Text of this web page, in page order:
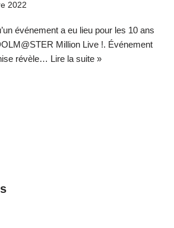
2022
événement a eu lieu pour les 10 ans
Million Live !. Événement
révèle… Lire la suite »